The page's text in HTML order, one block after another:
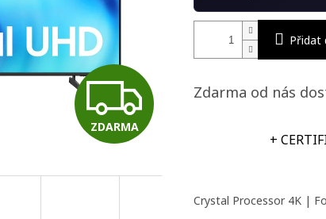
Z
D
ZDARMA
Přidat
Zdarma od nás
+
Crystal Processor 4K |